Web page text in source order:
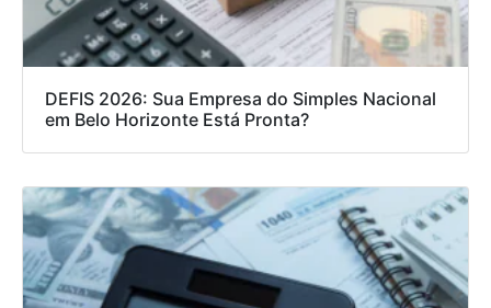
DEFIS 2026: Sua Empresa do Simples Nacional
em Belo Horizonte Está Pronta?